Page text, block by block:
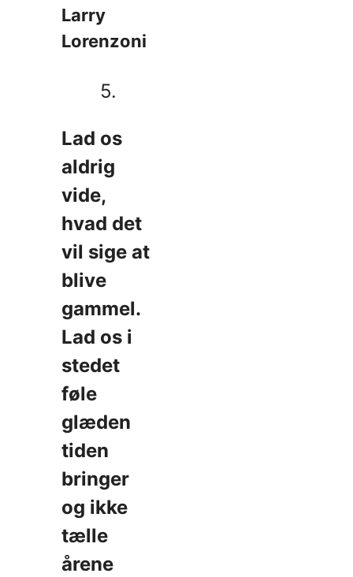
Larry
Lorenzoni
5.
Lad os
aldrig
vide,
hvad det
vil sige at
blive
gammel.
Lad os i
stedet
føle
glæden
tiden
bringer
og ikke
tælle
årene